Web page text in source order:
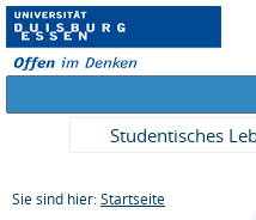
Studentisches
Sie sind hier: Startseite